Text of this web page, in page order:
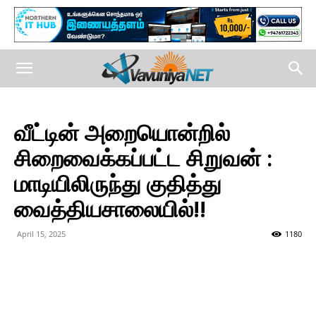
வீட்டின் அறையொன்றில்
சிறைவைக்கப்பட்ட சிறுவன் :
மாடியிலிருந்து குதித்து
வைத்தியசாலையில்!!
April 15, 2025 1180